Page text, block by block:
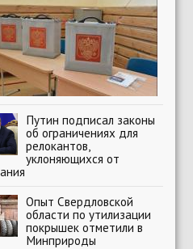
Путин подписал законы
об ограничениях для
релокантов,
уклоняющихся от
Опыт Свердловской
области по утилизации
покрышек отметили в
Минприроды